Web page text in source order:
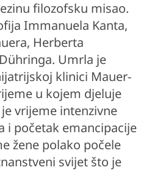
filozofsku misao.
Immanuela Kanta,
Herberta
Umrla je
klinici Mauer-
u kojem djeluje
vrijeme intenzivne
i početak emancipacije
žene polako počele
svijet što je